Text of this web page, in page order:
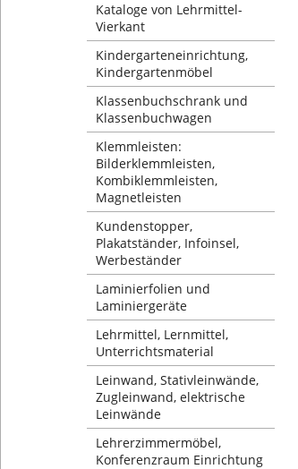
Kataloge von Lehrmittel-
Vierkant
Kindergarteneinrichtung,
Kindergartenmöbel
Klassenbuchschrank und
Klassenbuchwagen
Klemmleisten:
Bilderklemmleisten,
Kombiklemmleisten,
Magnetleisten
Kundenstopper,
Plakatständer, Infoinsel,
Werbeständer
Laminierfolien und
Laminiergeräte
Lehrmittel, Lernmittel,
Unterrichtsmaterial
Leinwand, Stativleinwände,
Zugleinwand, elektrische
Leinwände
Lehrerzimmermöbel,
Konferenzraum Einrichtung